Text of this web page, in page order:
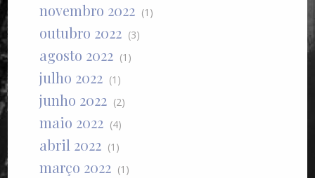
novembro 2022 (1)
outubro 2022 (3)
agosto 2022 (1)
julho 2022 (1)
junho 2022 (2)
maio 2022 (4)
abril 2022 (1)
março 2022 (1)